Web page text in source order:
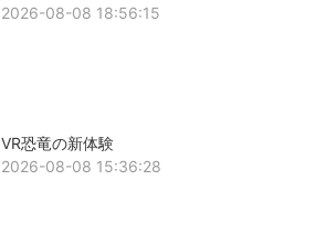
2026-08-08 18:56:15
VR恐竜の新体験
2026-08-08 15:36:28